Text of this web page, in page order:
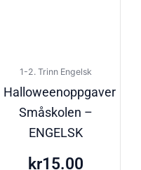
1-2. Trinn Engelsk
Halloweenoppgaver
Småskolen –
ENGELSK
kr15.00